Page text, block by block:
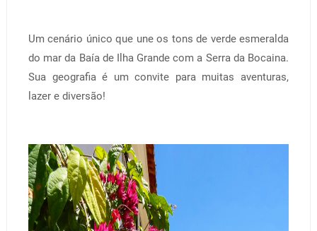
Um cenário único que une os tons de verde esmeralda
do mar da Baía de Ilha Grande com a Serra da Bocaina.
Sua geografia é um convite para muitas aventuras,
lazer e diversão!